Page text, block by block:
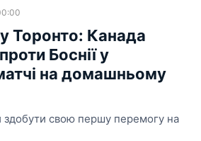
Торонто: Канада
Боснії у
на домашньому
здобути свою першу перемогу на